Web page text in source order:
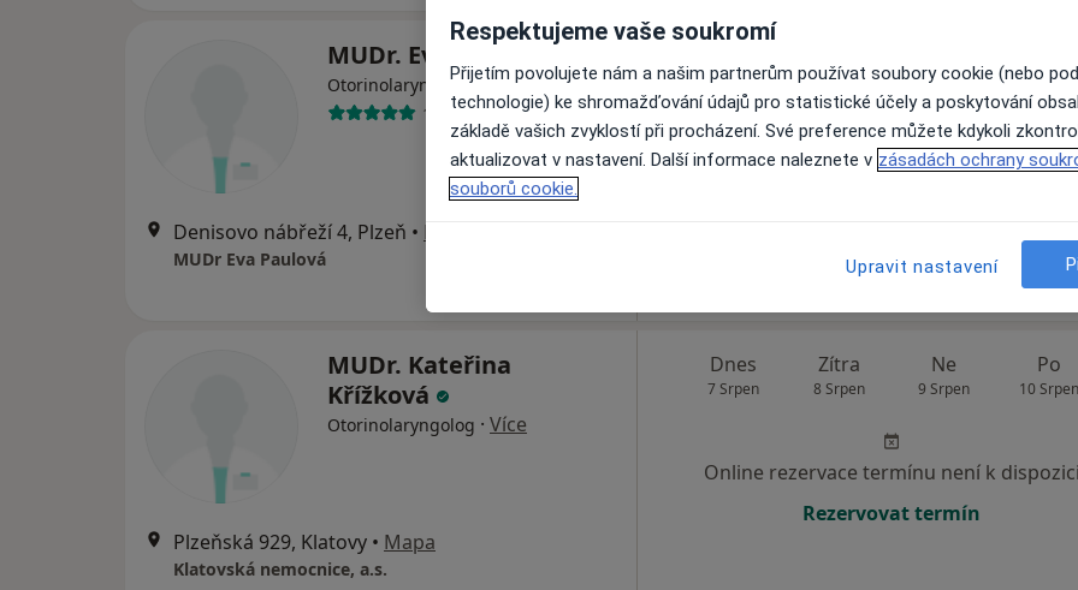
MUDr. Eva Paulová
Otorinolaryngolog·Více
1 názor
Denisovo nábřeží 4, Plzeň • Mapa
MUDr Eva Paulová
7 Srpen 8 Srpen 9 Srpen 10
Online rezervace termínu není k
MUDr. Kateřina
Křížková
Otorinolaryngolog · Více
Plzeňská 929, Klatovy • Mapa
Klatovská nemocnice, a.s.
Dnes
7 Srpen
Zítra
8 Srpen
Ne
9 Srpen
Po
10 Srpen
Online rezervace termínu není k dispozici
Rezervovat termín
Respektujeme vaše soukromí
Přijetím povolujete nám a našim partnerům používat soubory cookie (nebo
technologie) ke shromažďování údajů pro statistické účely a poskytování
základě vašich zvyklostí při procházení. Své preference můžete kdykoli
aktualizovat v nastavení. Další informace naleznete v zásadách ochrany
souborů cookie.
Upravit nastavení